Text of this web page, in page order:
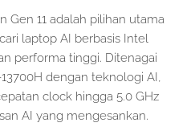
Gen 11 adalah pilihan utama
laptop AI berbasis Intel
performa tinggi. Ditenagai
dengan teknologi AI,
clock hingga 5.0 GHz
AI yang mengesankan.